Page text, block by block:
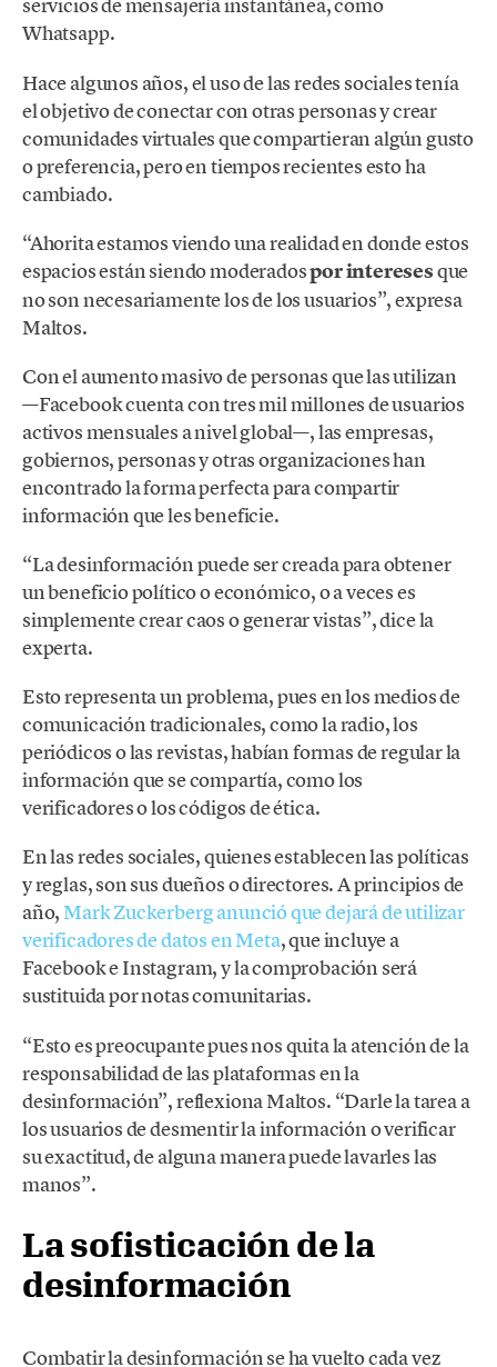
servicios de mensajería instantánea, como
Whatsapp.
Hace algunos años, el uso de las redes sociales tenía
el objetivo de conectar con otras personas y crear
comunidades virtuales que compartieran algún gusto
o preferencia, pero en tiempos recientes esto ha
cambiado.
“Ahorita estamos viendo una realidad en donde estos
espacios están siendo moderadospor interesesque
no son necesariamente los de los usuarios”, expresa
Maltos.
Con el aumento masivo de personas que las utilizan
—Facebook cuenta con tres mil millones de usuarios
activos mensuales a nivel global—, las empresas,
gobiernos, personas y otras organizaciones han
encontrado la forma perfecta para compartir
información que les beneficie.
“La desinformación puede ser creada para obtener
un beneficio político o económico, o a veces es
simplemente crear caos o generar vistas”, dice la
experta.
Esto representa un problema, pues en los medios de
comunicación tradicionales, como la radio, los
periódicos o las revistas, habían formas de regular la
información que se compartía, como los
verificadores o los códigos de ética.
En las redes sociales, quienes establecen las políticas
y reglas, son sus dueños o directores. A principios de
año,Mark Zuckerberg anunció que dejará de utilizar
verificadores de datos en Meta, que incluye a
Facebook e Instagram, y la comprobación será
sustituida por notas comunitarias.
“Esto es preocupante pues nos quita la atención de la
responsabilidad de las plataformas en la
desinformación”, reflexiona Maltos. “Darle la tarea a
los usuarios de desmentir la información o verificar
su exactitud, de alguna manera puede lavarles las
manos”.
La sofisticación de la
desinformación
Combatir la desinformación se ha vuelto cada vez